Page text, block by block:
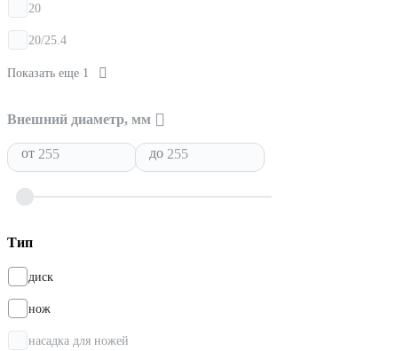
20
20/25.4
Показать еще 1
Внешний диаметр, мм
от до
Тип
диск
нож
насадка для ножей